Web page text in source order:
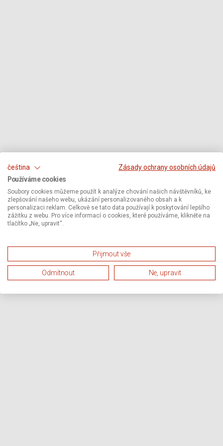
čeština
Zásady ochrany osobních údajů
Používáme cookies
Soubory cookies můžeme použít k analýze chování našich návštěvníků, ke
zlepšování našeho webu, ukázání personalizovaného obsah a k
personalizaci reklam. Celkově se tato data používají k poskytování lepšího
zážitku z webu. Pro více informací o cookies, které používáme, klikněte na
tlačítko „Ne, upravit“.
Přijmout vše
Odmítnout Ne, upravit